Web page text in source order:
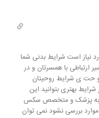
نیاز است شرایط بدنی شما
ارتباطی با همسرتان و در
حت ی شرایط روحیتان
بهتری بتوانید این
به پزشک و متخصص سکس
بررسی نشود نمی توان